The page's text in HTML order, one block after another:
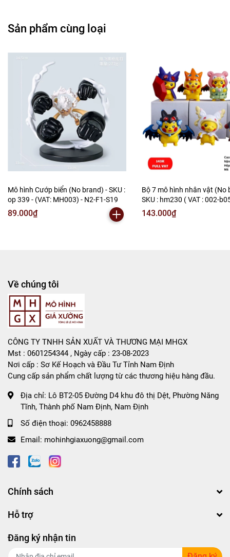
Sản phẩm cùng loại
Mô hình Cướp biển (No brand) - SKU :
op 339 - (VAT: MH003) - N2-F1-S19
89.000₫
Bộ 7 mô hình nhân vật (No
SKU : hm230 ( VAT : 002-
N2-B1-S3
143.000₫
Về chúng tôi
CÔNG TY TNHH SẢN XUẤT VÀ THƯƠNG MẠI MHGX
Mst : 0601254344 , Ngày cấp : 23-08-2023
Nơi cấp : Sơ Kế Hoạch và Đầu Tư Tỉnh Nam Định
Cung cấp sản phẩm chất lượng từ các thương hiệu hàng đầu.
Địa chỉ: Lô BT2-05 Đường D4 khu đô thị Dệt, Phường Năng
Tĩnh, Thành phố Nam Định, Nam Định
Số điện thoại: 0962458888
Email: mohinhgiaxuong@gmail.com
Chính sách
Hỗ trợ
Đăng ký nhận tin